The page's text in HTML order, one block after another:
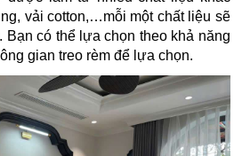
vải cotton,…mỗi một chất liệu sẽ
Bạn có thể lựa chọn theo khả năng
gian treo rèm để lựa chọn.